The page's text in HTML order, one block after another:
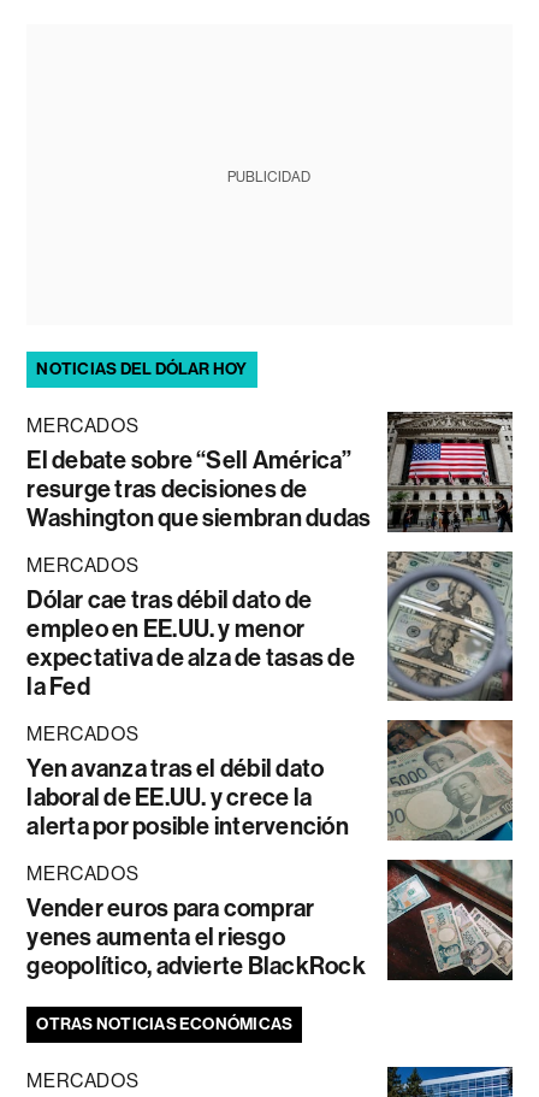
PUBLICIDAD
NOTICIAS DEL DÓLAR HOY
MERCADOS
El debate sobre “Sell América”
resurge tras decisiones de
Washington que siembran dudas
MERCADOS
Dólar cae tras débil dato de
empleo en EE.UU. y menor
expectativa de alza de tasas de
la Fed
MERCADOS
Yen avanza tras el débil dato
laboral de EE.UU. y crece la
alerta por posible intervención
MERCADOS
Vender euros para comprar
yenes aumenta el riesgo
geopolítico, advierte BlackRock
OTRAS NOTICIAS ECONÓMICAS
MERCADOS